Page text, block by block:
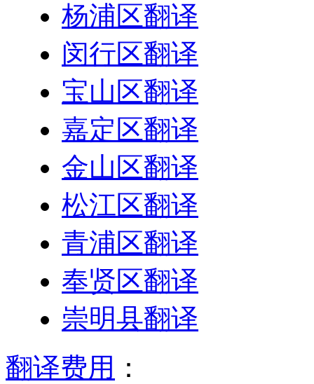
杨浦区翻译
闵行区翻译
宝山区翻译
嘉定区翻译
金山区翻译
松江区翻译
青浦区翻译
奉贤区翻译
崇明县翻译
翻译费用 ：